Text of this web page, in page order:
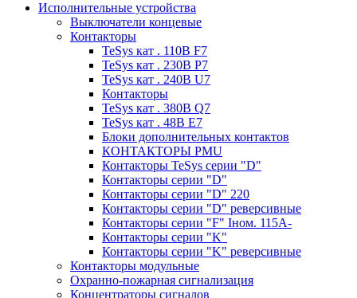
Исполнительные устройства
Выключатели концевые
Контакторы
TeSys кат . 110В F7
TeSys кат . 230В P7
TeSys кат . 240В U7
Контакторы
TeSys кат . 380В Q7
TeSys кат . 48В E7
Блоки дополнительных контактов
КОНТАКТОРЫ PMU
Контакторы TeSys серии "D"
Контакторы серии "D"
Контакторы серии "D" 220
Контакторы серии "D" реверсивные
Контакторы серии "F" Iном. 115А-
Контакторы серии "K"
Контакторы серии "K" реверсивные
Контакторы модульные
Охранно-пожарная сигнализация
Концентраторы сигналов